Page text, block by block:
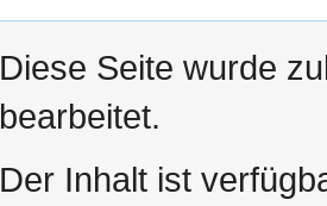
Diese Seite wurde
bearbeitet.
Der Inhalt ist